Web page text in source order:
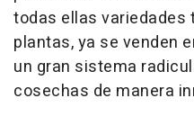
todas ellas variedades
plantas, ya se venden
un gran sistema
cosechas de manera